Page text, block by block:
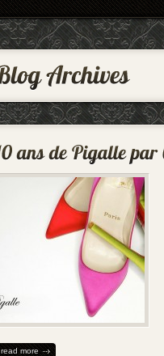
read more